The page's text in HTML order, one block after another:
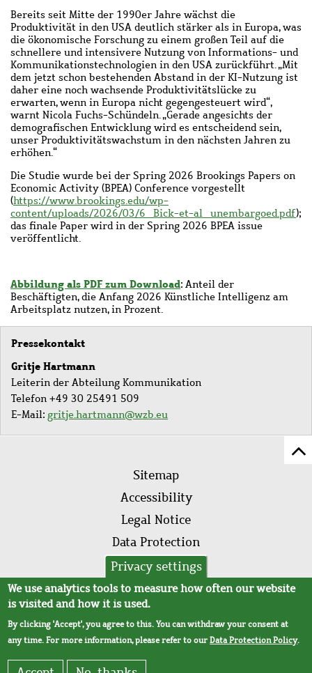
Bereits seit Mitte der 1990er Jahre wächst die
Produktivität in den USA deutlich stärker als in Europa, was
die ökonomische Forschung zu einem großen Teil auf die
schnellere und intensivere Nutzung von Informations- und
Kommunikationstechnologien in den USA zurückführt. „Mit
dem jetzt schon bestehenden Abstand in der KI-Nutzung ist
daher eine noch wachsende Produktivitätslücke zu
erwarten, wenn in Europa nicht gegengesteuert wird“,
warnt Nicola Fuchs-Schündeln. „Gerade angesichts der
demografischen Entwicklung wird es entscheidend sein,
unser Produktivitätswachstum in den nächsten Jahren zu
erhöhen.“
Die Studie wurde bei der Spring 2026 Brookings Papers on
Economic Activity (BPEA) Conference vorgestellt
(https://www.brookings.edu/wp-
content/uploads/2026/03/6_Bick-et-al_unembargoed.pdf);
das finale Paper wird in der Spring 2026 BPEA issue
veröffentlicht.
Abbildung als PDF zum Download: Anteil der
Beschäftigten, die Anfang 2026 Künstliche Intelligenz am
Arbeitsplatz nutzen, in Prozent.
Pressekontakt
Gritje Hartmann
Leiterin der Abteilung Kommunikation
Telefon +49 30 25491 509
E-Mail: gritje.hartmann@wzb.eu
FooterSitemap
Accessibility
Legal Notice
Data Protection
AVB
Privacy settings
We use analytics tools to measure how often our website
is visited and how it is used.
By clicking 'Accept', you agree to this. You can withdraw your consent at
any time. For more information, please refer to ourData Protection Policy.